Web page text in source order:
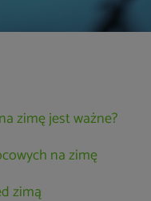
zimę jest ważne?
na zimę
zimą